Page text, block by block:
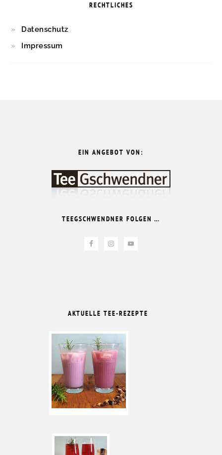
RECHTLICHES
Datenschutz
Impressum
EIN ANGEBOT VON:
TEEGSCHWENDNER FOLGEN …
AKTUELLE TEE-REZEPTE